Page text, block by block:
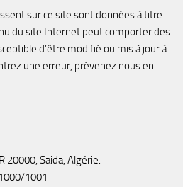
sur ce site sont données à titre
du site Internet peut comporter des
d’être modifié ou mis à jour à
une erreur, prévenez nous en
20000, Saida, Algérie.
1001